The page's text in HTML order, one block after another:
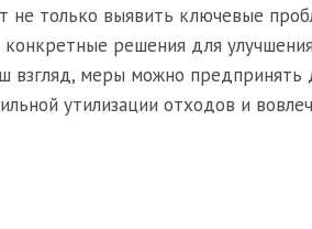
не только выявить ключевые
решения для улучшения
взгляд, меры можно предпринять
утилизации отходов и